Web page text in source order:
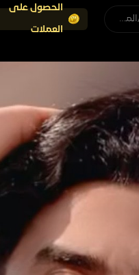
البحث عن البث المباشر/الفيديو/المستخدم
الحصول على
العملات